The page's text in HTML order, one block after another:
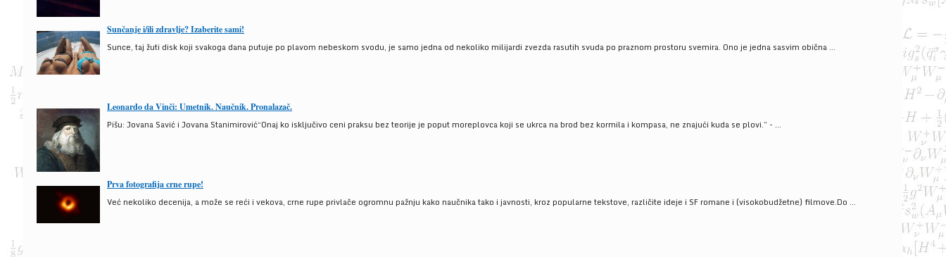
Sunčanje i/ili zdravlje? Izaberite sami!
Sunce, taj žuti disk koji svakoga dana putuje po plavom nebeskom svodu, je samo jedna od nekoliko milijardi zvezda rasutih svuda po praznom prostoru svemira. Ono je jedna sasvim obična ...
Leonardo da Vinči: Umetnik. Naučnik. Pronalazač.
Pišu: Jovana Savić i Jovana Stanimirović“Onaj ko isključivo ceni praksu bez teorije je poput moreplovca koji se ukrca na brod bez kormila i kompasa, ne znajući kuda se plovi.” - ...
Prva fotografija crne rupe!
Već nekoliko decenija, a može se reći i vekova, crne rupe privlače ogromnu pažnju kako naučnika tako i javnosti, kroz popularne tekstove, različite ideje i SF romane i (visokobudžetne) filmove.Do ...